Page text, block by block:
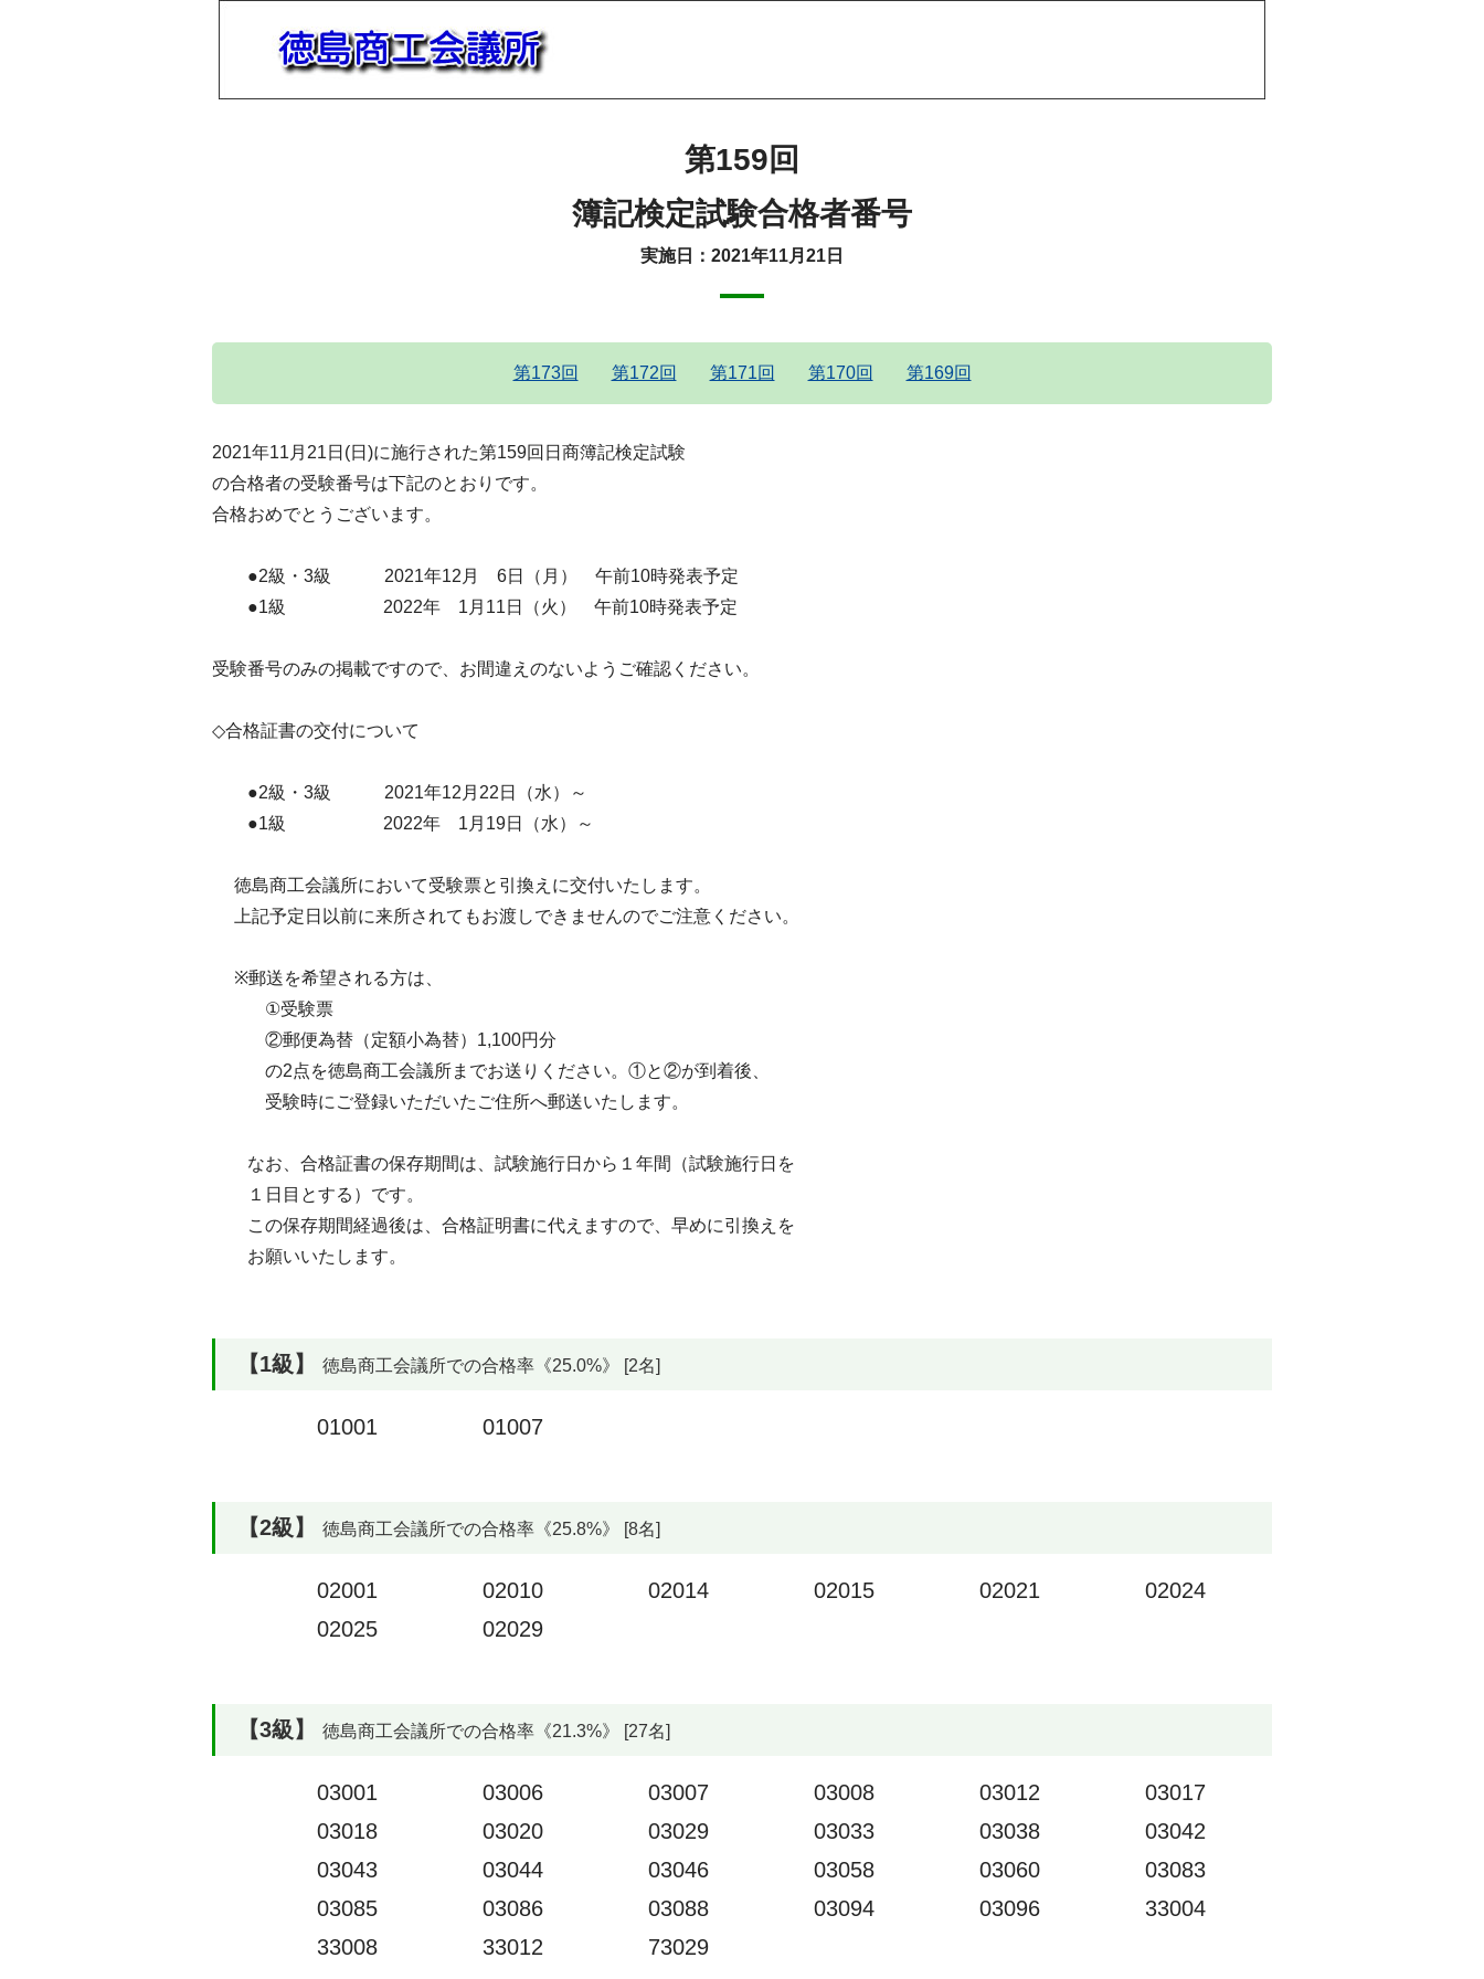
第159回
簿記検定試験合格者番号
実施日：2021年11月21日
第173回 第172回 第171回 第170回 第169回
2021年11月21日(日)に施行された第159回日商簿記検定試験
の合格者の受験番号は下記のとおりです。
合格おめでとうございます。
●2級・3級 2021年12月 6日（月） 午前10時発表予定
●1級 2022年 1月11日（火） 午前10時発表予定
受験番号のみの掲載ですので、お間違えのないようご確認ください。
◇合格証書の交付について
●2級・3級 2021年12月22日（水）～
●1級 2022年 1月19日（水）～
徳島商工会議所において受験票と引換えに交付いたします。
上記予定日以前に来所されてもお渡しできませんのでご注意ください。
※郵送を希望される方は、
①受験票
②郵便為替（定額小為替）1,100円分
の2点を徳島商工会議所までお送りください。①と②が到着後、
受験時にご登録いただいたご住所へ郵送いたします。
なお、合格証書の保存期間は、試験施行日から１年間（試験施行日を
１日目とする）です。
この保存期間経過後は、合格証明書に代えますので、早めに引換えを
お願いいたします。
【1級】 徳島商工会議所での合格率《25.0%》 [2名]
01001 01007
【2級】 徳島商工会議所での合格率《25.8%》 [8名]
02001 02010 02014 02015 02021
02024
02025
02029
【3級】 徳島商工会議所での合格率《21.3%》 [27名]
03001 03006 03007 03008 03012
03017
03018
03020 03029 03033 03038
03042
03043
03044 03046 03058 03060
03083
03085
03086 03088 03094 03096
33004
33008
33012 73029